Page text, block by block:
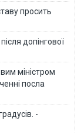
просить
допінгової
міністром
посла
-